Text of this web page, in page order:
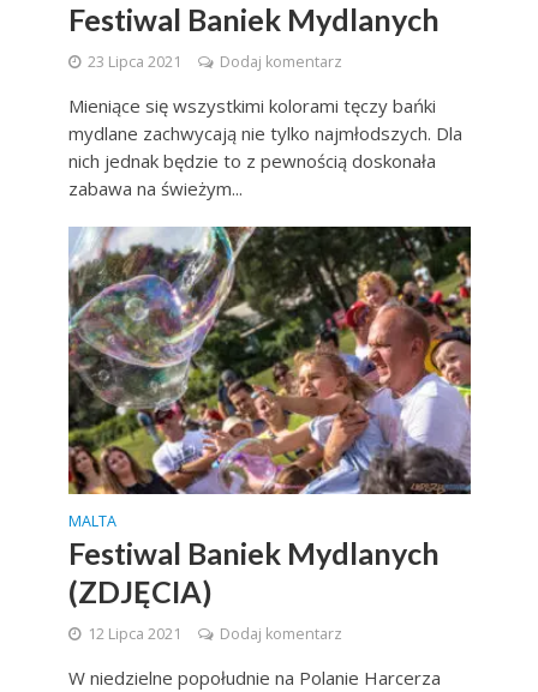
Festiwal Baniek Mydlanych
23 Lipca 2021 Dodaj komentarz
Mieniące się wszystkimi kolorami tęczy bańki
mydlane zachwycają nie tylko najmłodszych. Dla
nich jednak będzie to z pewnością doskonała
zabawa na świeżym...
MALTA
Festiwal Baniek Mydlanych
(ZDJĘCIA)
12 Lipca 2021 Dodaj komentarz
W niedzielne popołudnie na Polanie Harcerza